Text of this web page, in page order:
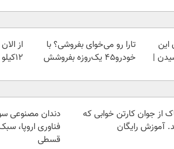
این
|
تارا رو می‌خوای بفروشی؟ با
خودرو۴۵ یک‌روزه بفروشش
از
12کیلو چربی میسوزونی🧨
از جوان کارتن خوابی که
آموزش رایگان
دندان مصنوعی
فناوری اروپا،
قسطی